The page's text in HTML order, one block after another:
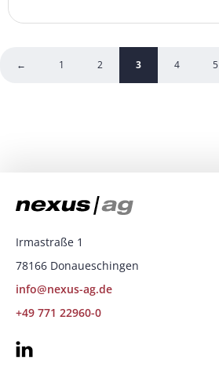
← 1 2 3 4 5
Irmastraße 1
78166 Donaueschingen
info@nexus-ag.de
+49 771 22960-0